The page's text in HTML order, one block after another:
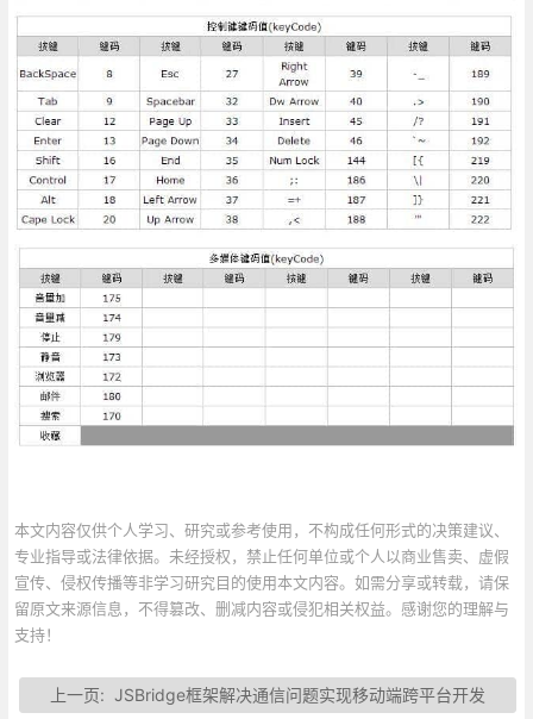
本文内容仅供个人学习、研究或参考使用，不构成任何形式的决策建议、
专业指导或法律依据。未经授权，禁止任何单位或个人以商业售卖、虚假
宣传、侵权传播等非学习研究目的使用本文内容。如需分享或转载，请保
留原文来源信息，不得篡改、删减内容或侵犯相关权益。感谢您的理解与
支持！
上一页: JSBridge框架解决通信问题实现移动端跨平台开发